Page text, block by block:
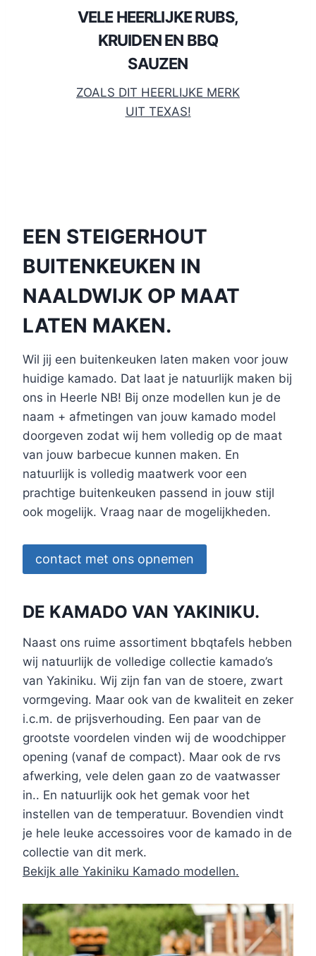
VELE HEERLIJKE RUBS,
KRUIDEN EN BBQ
SAUZEN
ZOALS DIT HEERLIJKE MERK
UIT TEXAS!
EEN STEIGERHOUT
BUITENKEUKEN IN
NAALDWIJK OP MAAT
LATEN MAKEN.
Wil jij een buitenkeuken laten maken voor jouw
huidige kamado. Dat laat je natuurlijk maken bij
ons in Heerle NB! Bij onze modellen kun je de
naam + afmetingen van jouw kamado model
doorgeven zodat wij hem volledig op de maat
van jouw barbecue kunnen maken. En
natuurlijk is volledig maatwerk voor een
prachtige buitenkeuken passend in jouw stijl
ook mogelijk. Vraag naar de mogelijkheden.
contact met ons opnemen
DE KAMADO VAN YAKINIKU.
Naast ons ruime assortiment bbqtafels hebben
wij natuurlijk de volledige collectie kamado’s
van Yakiniku. Wij zijn fan van de stoere, zwart
vormgeving. Maar ook van de kwaliteit en zeker
i.c.m. de prijsverhouding. Een paar van de
grootste voordelen vinden wij de woodchipper
opening (vanaf de compact). Maar ook de rvs
afwerking, vele delen gaan zo de vaatwasser
in.. En natuurlijk ook het gemak voor het
instellen van de temperatuur. Bovendien vindt
je hele leuke accessoires voor de kamado in de
collectie van dit merk.
Bekijk alle Yakiniku Kamado modellen.